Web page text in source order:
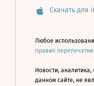
Скачать для
Любое
правил перепечатки
Новости,
данном сайте, не